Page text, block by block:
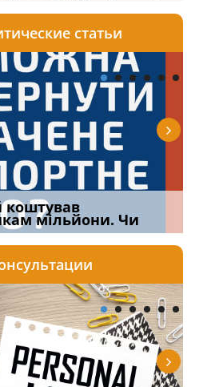
статьи
коштував
мільйони. Чи